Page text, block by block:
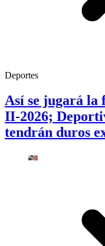
Deportes
Así se jugará la
II-2026;
tendrán duros